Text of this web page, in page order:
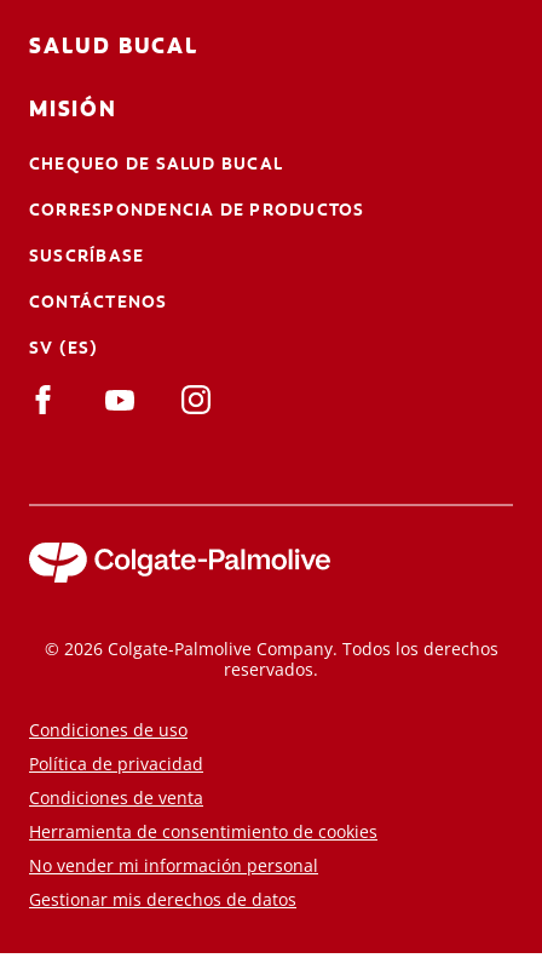
SALUD BUCAL
MISIÓN
CHEQUEO DE SALUD BUCAL
CORRESPONDENCIA DE PRODUCTOS
SUSCRÍBASE
CONTÁCTENOS
SV (ES)
© 2026 Colgate-Palmolive Company. Todos los derechos
reservados.
Condiciones de uso
Política de privacidad
Condiciones de venta
Herramienta de consentimiento de cookies
No vender mi información personal
Gestionar mis derechos de datos